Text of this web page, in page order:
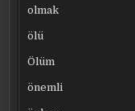
olmak
ölü
Ölüm
önemli